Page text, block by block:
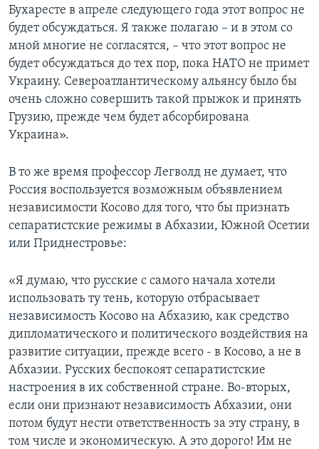
Бухаресте в апреле следующего года этот вопрос не
будет обсуждаться. Я также полагаю – и в этом со
мной многие не согласятся, – что этот вопрос не
будет обсуждаться до тех пор, пока НАТО не примет
Украину. Североатлантическому альянсу было бы
очень сложно совершить такой прыжок и принять
Грузию, прежде чем будет абсорбирована
Украина».
В то же время профессор Легволд не думает, что
Россия воспользуется возможным объявлением
независимости Косово для того, что бы признать
сепаратистские режимы в Абхазии, Южной Осетии
или Приднестровье:
«Я думаю, что русские с самого начала хотели
использовать ту тень, которую отбрасывает
независимость Косово на Абхазию, как средство
дипломатического и политического воздействия на
развитие ситуации, прежде всего - в Косово, а не в
Абхазии. Русских беспокоят сепаратистские
настроения в их собственной стране. Во-вторых,
если они признают независимость Абхазии, они
потом будут нести ответственность за эту страну, в
том числе и экономическую. А это дорого! Им не